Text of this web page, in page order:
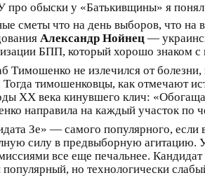
про обыски у «Батькивщины» я
сметы что на день выборов, что на
Александр Нойнец —
БПП, который хорошо знаком
Тимошенко не излечился от
тимошенковцы, как отмечают
ХХ века кинувшего клич:
направила на каждый участок по
Зе» — самого популярного,
силу в предвыборную агитацию.
все еще печальнее. Кандидат
но технологически